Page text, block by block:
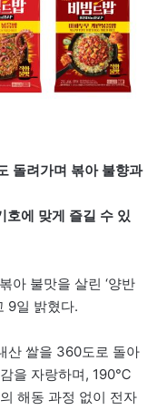
돌려가며 볶아 불향과
호에 맞게 즐길 수 있
아 불맛을 살린 ‘양반
9일 밝혔다.
산 쌀을 360도로 돌아
을 자랑하며, 190℃
해동 과정 없이 전자